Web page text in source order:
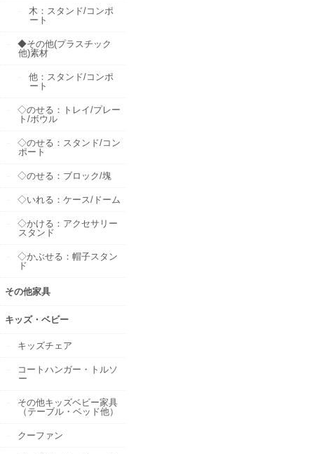
木：スタンド/コンポ
ート
◆その他(プラスチック
他)素材
他：スタンド/コンポ
ート
◇のせる：トレイ/プレー
ト/ボウル
◇のせる：スタンド/コン
ポート
◇のせる：ブロック/塊
◇いれる：ケース/ドーム
◇かける：アクセサリー
スタンド
◇かぶせる：帽子スタン
ド
その他家具
キッズ・ベビー
キッズチェア
コートハンガー・トルソ
ー
その他キッズベビー家具
（テーブル・ベッド他）
クーファン